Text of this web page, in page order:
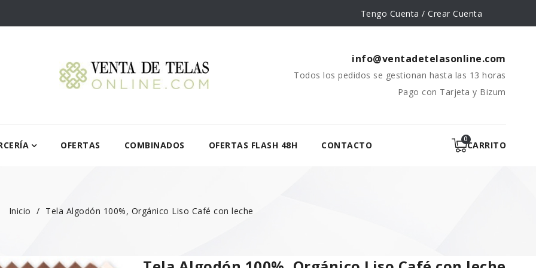
Tengo Cuenta / Crear Cuenta
info@ventadetelasonline.com
Todos los pedidos se gestionan hasta las 13 horas
Pago con Tarjeta y Bizum
OFERTAS COMBINADOS OFERTAS FLASH 48H CONTACTO CARRITO
Inicio Tela Algodón 100%, Orgánico Liso Café con leche